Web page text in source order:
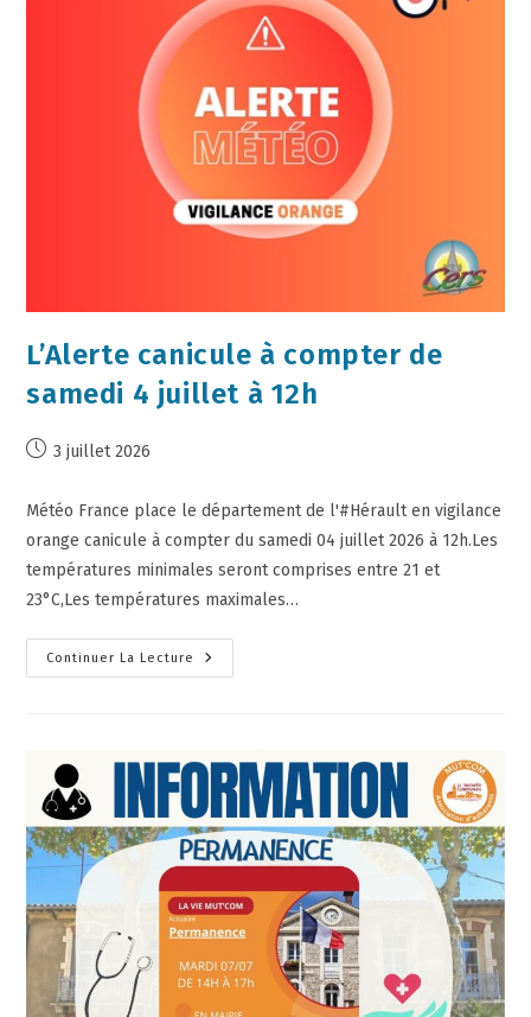
L’Alerte canicule à compter de
samedi 4 juillet à 12h
3 juillet 2026
Météo France place le département de l'#Hérault en vigilance
orange canicule à compter du samedi 04 juillet 2026 à 12h.Les
températures minimales seront comprises entre 21 et
23°C,Les températures maximales…
Continuer La Lecture